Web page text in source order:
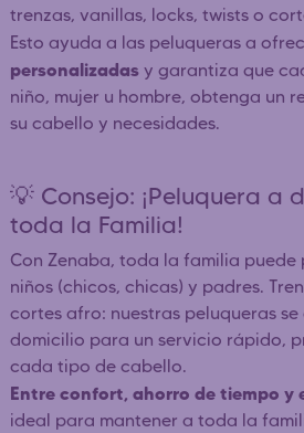
trenzas, vanillas, locks, twists o
Esto ayuda a las peluqueras a
personalizadas y garantiza que
niño, mujer u hombre, obtenga un
su cabello y necesidades.
💡 Consejo: ¡Peluquera a
toda la Familia!
Con Zenaba, toda la familia puede
niños (chicos, chicas) y padres.
cortes afro: nuestras peluqueras se
domicilio para un servicio rápido,
cada tipo de cabello.
Entre confort, ahorro de tiempo y
ideal para mantener a toda la